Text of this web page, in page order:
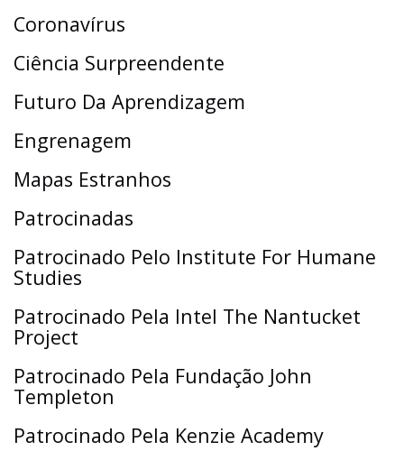
Coronavírus
Ciência Surpreendente
Futuro Da Aprendizagem
Engrenagem
Mapas Estranhos
Patrocinadas
Patrocinado Pelo Institute For Humane
Studies
Patrocinado Pela Intel The Nantucket
Project
Patrocinado Pela Fundação John
Templeton
Patrocinado Pela Kenzie Academy